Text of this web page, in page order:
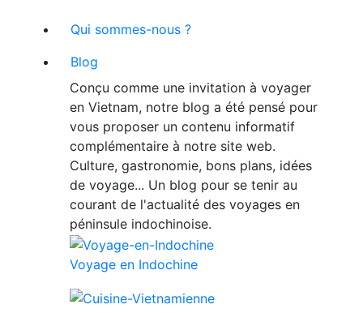
Qui sommes-nous ?
Blog
Conçu comme une invitation à voyager
en Vietnam, notre blog a été pensé pour
vous proposer un contenu informatif
complémentaire à notre site web.
Culture, gastronomie, bons plans, idées
de voyage... Un blog pour se tenir au
courant de l'actualité des voyages en
péninsule indochinoise.
Voyage en Indochine